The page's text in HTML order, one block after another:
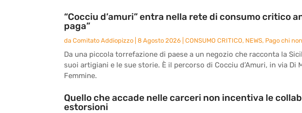
“Cocciu d’amuri” entra nella rete di consumo critico
paga”
da Comitato Addiopizzo 8 Agosto 2026 CONSUMO CRITICO, NEWS, Pago chi
Da una piccola torrefazione di paese a un negozio che racconta la
suoi artigiani e le sue storie. È il percorso di Cocciu d’Amuri, in via Di
Femmine.
Quello che accade nelle carceri non incentiva le
estorsioni